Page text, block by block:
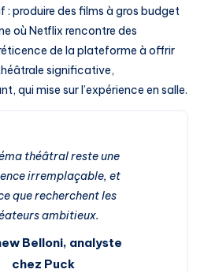
: produire des films à gros budget
où Netflix rencontre des
de la plateforme à offrir
significative,
qui mise sur l’expérience en salle.
théâtral reste une
irremplaçable, et
que recherchent les
ambitieux.
Belloni, analyste
chez Puck